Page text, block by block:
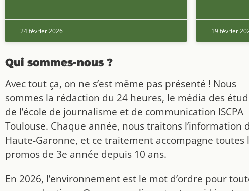
24 février 2026 19 février
Qui sommes-nous ?
Avec tout ça, on ne s’est même pas présenté ! Nous
sommes la rédaction du 24 heures, le média des
de l’école de journalisme et de communication ISCPA
Toulouse. Chaque année, nous traitons l’information
Haute-Garonne, et ce traitement accompagne toutes
promos de 3e année depuis 10 ans.
En 2026, l’environnement est le mot d’ordre pour